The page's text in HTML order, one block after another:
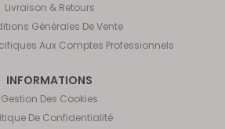
Livraison & Retours
Générales De Vente
Aux Comptes Professionnels
INFORMATIONS
Gestion Des Cookies
De Confidentialité